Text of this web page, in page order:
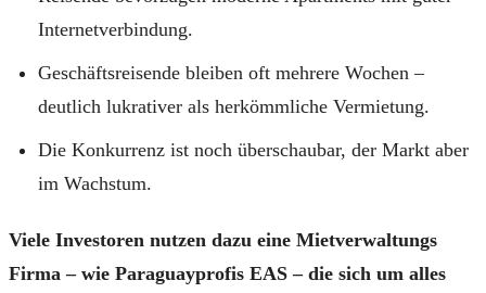
Internetverbindung.
Geschäftsreisende bleiben oft mehrere Wochen –
deutlich lukrativer als herkömmliche Vermietung.
Die Konkurrenz ist noch überschaubar, der Markt aber
im Wachstum.
Viele Investoren nutzen dazu eine Mietverwaltungs
Firma – wie Paraguayprofis EAS – die sich um alles